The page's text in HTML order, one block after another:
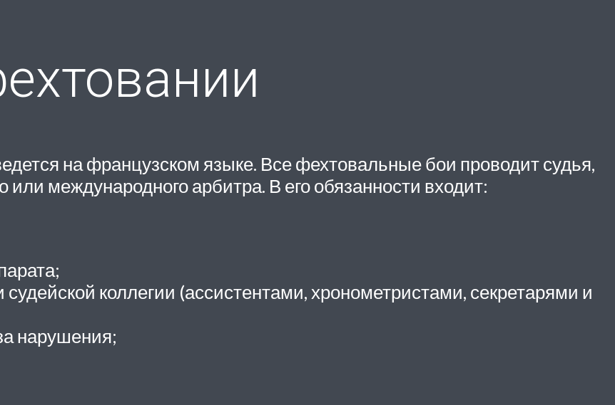
на французском языке. Все фехтовальные бои проводит судья,
международного арбитра. В его обязанности входит:
коллегии (ассистентами, хронометристами, секретарями и
нарушения;